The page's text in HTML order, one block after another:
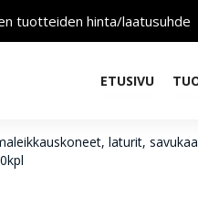
tuotteiden hinta/laatusuhde
ETUSIVU
laturit,